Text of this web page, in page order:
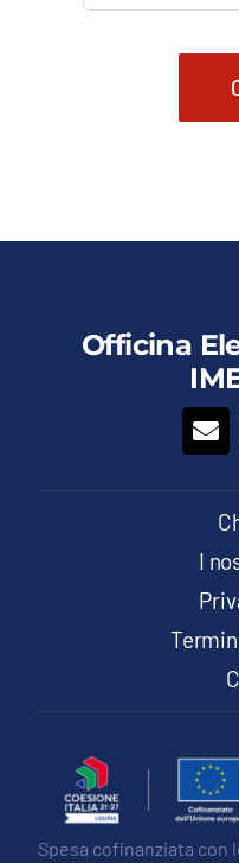
Officina
I
Spesa cofinanziata con